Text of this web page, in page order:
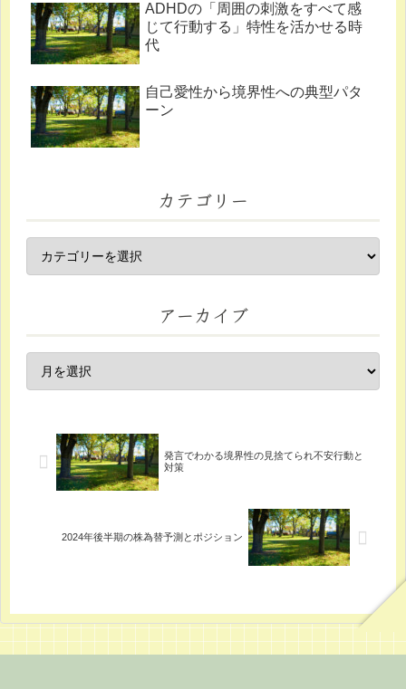
ADHDの「周囲の刺激をすべて感
じて行動する」特性を活かせる時
代
自己愛性から境界性への典型パタ
ーン
カテゴリー
アーカイブ
発言でわかる境界性の見捨てられ不安行動と
対策
2024年後半期の株為替予測とポジション